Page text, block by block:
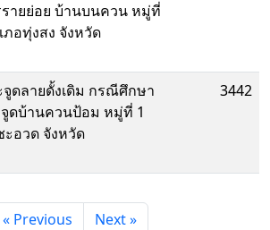
รายย่อย บ้านบนควน หมู่ที่
อทุ่งสง จังหวัด
จูดลายดั้งเดิม กรณีศึกษา
ดบ้านควนป้อม หมู่ที่ 1
ะอวด จังหวัด
3442
« Previous Next »